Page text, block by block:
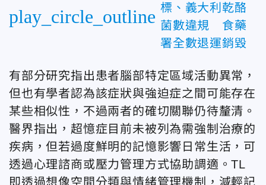
play_circle_outline 標、義大利乾酪
菌數違規 食藥
署全數退運銷毀
有部分研究指出患者腦部特定區域活動異常，
但也有學者認為該症狀與強迫症之間可能存在
某些相似性，不過兩者的確切關聯仍待釐清。
醫界指出，超憶症目前未被列為需強制治療的
疾病，但若過度鮮明的記憶影響日常生活，可
透過心理諮商或壓力管理方式協助調適。TL
即透過想像空間分類與情緒管理機制，減輕記